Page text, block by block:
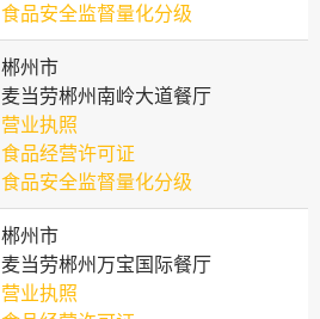
食品安全监督量化分级
郴州市
麦当劳郴州南岭大道餐厅
营业执照
食品经营许可证
食品安全监督量化分级
郴州市
麦当劳郴州万宝国际餐厅
营业执照